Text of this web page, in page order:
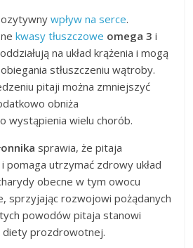
wpływ na serce.
kwasy tłuszczowe omega 3 i
na układ krążenia i mogą
stłuszczeniu wątroby.
pitaji można zmniejszyć
obniża
wystąpienia wielu chorób.
sprawia, że pitaja
pomaga utrzymać zdrowy układ
obecne w tym owocu
sprzyjając rozwojowi pożądanych
powodów pitaja stanowi
diety prozdrowotnej.